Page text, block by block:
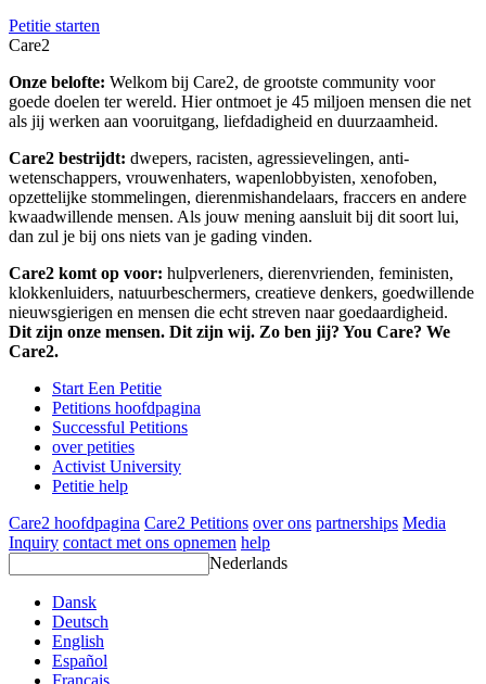
Petitie starten
Care2
Onze belofte: Welkom bij Care2, de grootste community voor
goede doelen ter wereld. Hier ontmoet je 45 miljoen mensen die net
als jij werken aan vooruitgang, liefdadigheid en duurzaamheid.
Care2 bestrijdt: dwepers, racisten, agressievelingen, anti-
wetenschappers, vrouwenhaters, wapenlobbyisten, xenofoben,
opzettelijke stommelingen, dierenmishandelaars, fraccers en andere
kwaadwillende mensen. Als jouw mening aansluit bij dit soort lui,
dan zul je bij ons niets van je gading vinden.
Care2 komt op voor: hulpverleners, dierenvrienden, feministen,
klokkenluiders, natuurbeschermers, creatieve denkers, goedwillende
nieuwsgierigen en mensen die echt streven naar goedaardigheid.
Dit zijn onze mensen. Dit zijn wij. Zo ben jij? You Care? We
Care2.
Start Een Petitie
Petitions hoofdpagina
Successful Petitions
over petities
Activist University
Petitie help
Care2 hoofdpagina Care2 Petitions over ons partnerships Media
Inquiry contact met ons opnemen help
Nederlands
Dansk
Deutsch
English
Español